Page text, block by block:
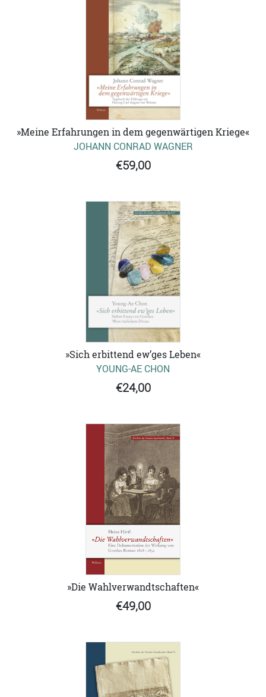
»Meine Erfahrungen in dem gegenwärtigen Kriege«
JOHANN CONRAD WAGNER
€59,00
»Sich erbittend ew’ges Leben«
YOUNG-AE CHON
€24,00
»Die Wahlverwandtschaften«
€49,00